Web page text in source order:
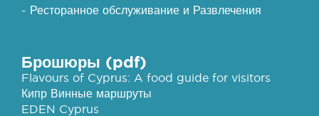
- Ресторанное обслуживание и Развлечения
Брошюры (pdf)
Flavours of Cyprus: A food guide for visitors
Кипр Винные маршруты
EDEN Cyprus